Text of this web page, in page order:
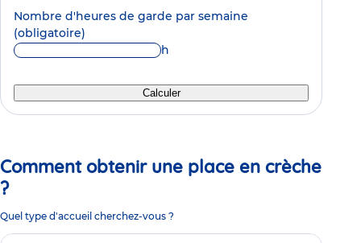
Nombre d'heures de garde par semaine
(obligatoire)
h
Calculer
Comment obtenir une place en crèche
?
Quel type d'accueil cherchez-vous ?